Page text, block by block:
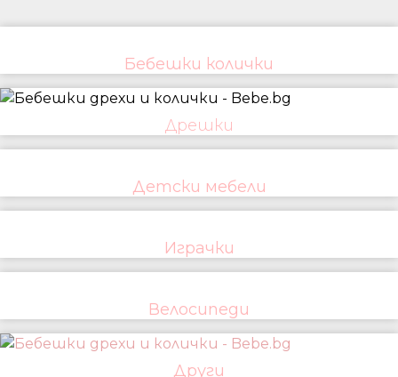
Бебешки колички
Дрешки
Детски мебели
Играчки
Велосипеди
Други